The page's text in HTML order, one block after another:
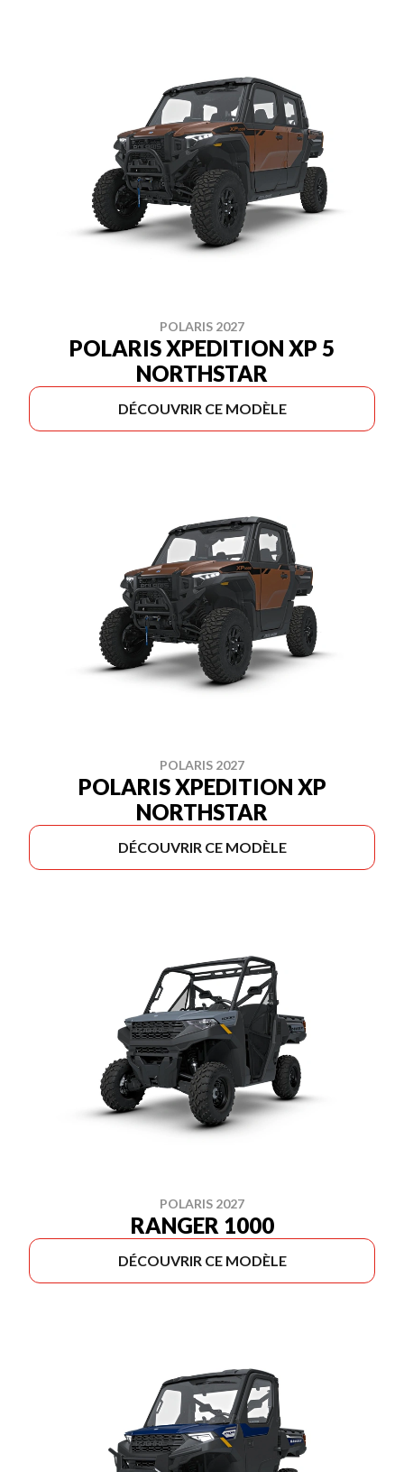
POLARIS 2027
POLARIS XPEDITION XP 5
NORTHSTAR
DÉCOUVRIR CE MODÈLE
POLARIS 2027
POLARIS XPEDITION XP
NORTHSTAR
DÉCOUVRIR CE MODÈLE
POLARIS 2027
RANGER 1000
DÉCOUVRIR CE MODÈLE